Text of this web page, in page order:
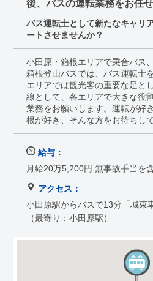
後、バスの運転業務をお任
バス運転士として新たなキャリ
ートさせませんか？
小田原・箱根エリアで乗合バス
箱根登山バスでは、バス運転士
エリアでは観光客の重要な足と
線として、各エリアで大きな役
業務をお願いします。運転が好
根が好き、そんな方をお待ちし
給与：
月給20万5,200円 無事故手当を
アクセス：
小田原駅からバスで13分「城東
（最寄り：小田原駅）